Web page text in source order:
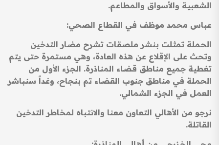
الشعبية والأسواق والمطاعم.
عباس محمد موظف في القطاع الصحي:
الحملة تمثلت بنشر ملصقات تشرح مضار التدخين
وتحث على الإقلاع عن هذه العادة، وهي مستمرة حتى يتم
تغطية جميع مناطق قضاء المناذرة. الجزء الأول من
الحملة في مناطق جنوب القضاء تم بنجاح، وغداً سنباشر
العمل في الجزء الشمالي.
نرجو من الأهالي التعاون معنا والانتباه لمخاطر التدخين
القاتلة.